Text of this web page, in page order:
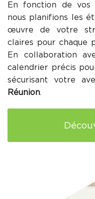
En fonction de vos
nous planifions les
œuvre de votre
claires pour chaque
En collaboration
calendrier précis
sécurisant votre
Réunion.